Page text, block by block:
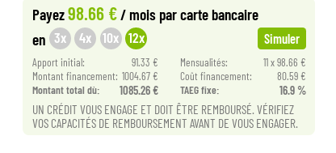
Payez98.66 €/ mois par carte bancaire
en 3x 4x 10x 12x Simuler
Apport initial: 91.33 € Mensualités:
11 x 98.66 €
Montant financement: 1004.67 € Coût financement:
80.59 €
Montant total dù:
1085.26 € TAEG fixe: 16.9 %
UN CRÉDIT VOUS ENGAGE ET DOIT ÊTRE REMBOURSÉ. VÉRIFIEZ
VOS CAPACITÉS DE REMBOURSEMENT AVANT DE VOUS ENGAGER.